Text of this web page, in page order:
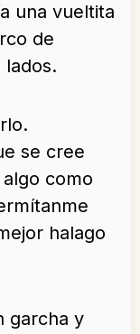
una vueltita
de
lados.
se cree
como
halago
garcha y